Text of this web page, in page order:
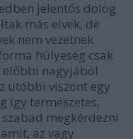
jelentős dolog
más elvek, de
nem vezetnek
hülyeség csak
előbbi nagyjából
utóbbi viszont egy
így természetes,
megkérdezni
az vagy